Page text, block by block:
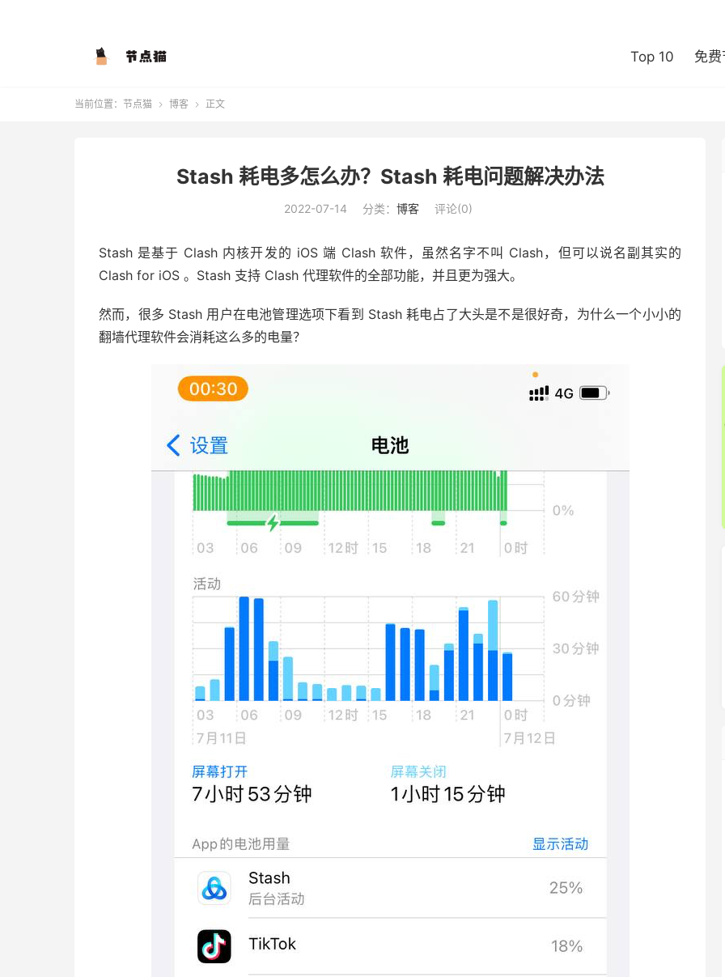
Top 10 免
当前位置： 节点猫  博客  正文
Stash 耗电多怎么办？Stash 耗电问题解决办法
2022-07-14 分类： 博客 评论(0)
Stash 是基于 Clash 内核开发的 iOS 端 Clash 软件，虽然名字不叫 Clash，但可以说名副其实的
Clash for iOS 。Stash 支持 Clash 代理软件的全部功能，并且更为强大。
然而，很多 Stash 用户在电池管理选项下看到 Stash 耗电占了大头是不是很好奇，为什么一个小小的
翻墙代理软件会消耗这么多的电量？